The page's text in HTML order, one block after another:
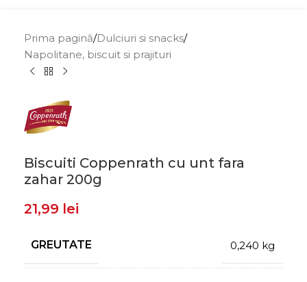
Prima pagină/Dulciuri si snacks/
Napolitane, biscuit si prajituri
Biscuiti Coppenrath cu unt fara
zahar 200g
21,99 lei
GREUTATE 0,240 kg